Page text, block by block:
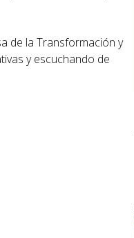
de la Transformación y
y escuchando de